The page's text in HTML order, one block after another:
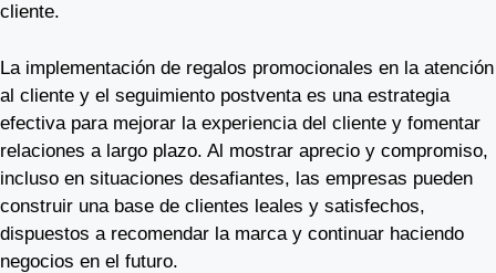
cliente.
La implementación de regalos promocionales en la atención
al cliente y el seguimiento postventa es una estrategia
efectiva para mejorar la experiencia del cliente y fomentar
relaciones a largo plazo. Al mostrar aprecio y compromiso,
incluso en situaciones desafiantes, las empresas pueden
construir una base de clientes leales y satisfechos,
dispuestos a recomendar la marca y continuar haciendo
negocios en el futuro.